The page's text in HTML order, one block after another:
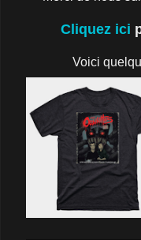
Cliquez ici
Voici